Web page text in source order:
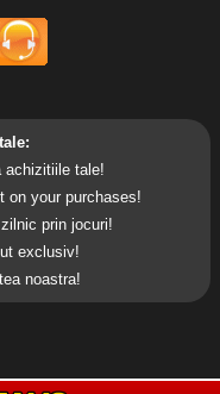
achizitiile tale!
on your purchases!
prin jocuri!
exclusiv!
noastra!